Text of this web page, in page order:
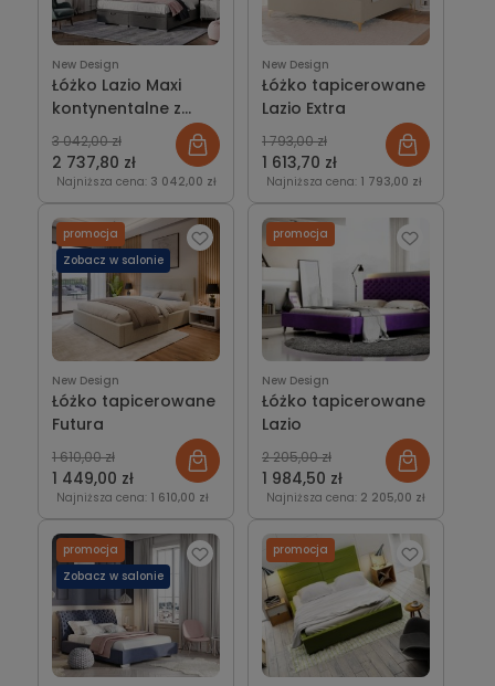
New Design
Łóżko Lazio Maxi
kontynentalne z
pojemnikiem lub bez
2 737,80 zł
3 042,00 zł
Najniższa cena: 3 042,00 zł
New Design
Łóżko tapicerowane
Lazio Extra
1 613,70 zł
1 793,00 zł
Najniższa cena: 1 793,00 zł
New Design
Łóżko tapicerowane
Futura
1 449,00 zł
1 610,00 zł
Najniższa cena: 1 610,00 zł
promocja
Zobacz w salonie
New Design
Łóżko tapicerowane
Lazio
1 984,50 zł
2 205,00 zł
Najniższa cena: 2 205,00 zł
promocja
promocja
Zobacz w salonie
promocja